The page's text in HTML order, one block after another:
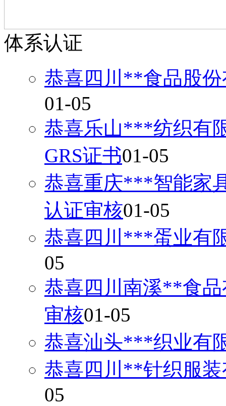
体系认证
恭喜四川**食品股
01-05
恭喜乐山***纺织有
GRS证书01-05
恭喜重庆***智能家
认证审核01-05
恭喜四川***蛋业有
05
恭喜四川南溪**食
审核01-05
恭喜汕头***织业有
恭喜四川**针织服
05